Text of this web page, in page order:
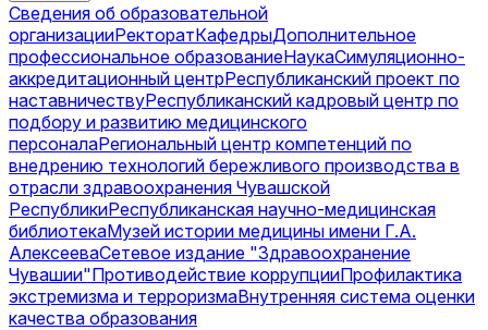
Сведения об образовательной
организацииРекторатКафедрыДополнительное
профессиональное образованиеНаукаСимуляционно-
аккредитационный центрРеспубликанский проект по
наставничествуРеспубликанский кадровый центр по
подбору и развитию медицинского
персоналаРегиональный центр компетенций по
внедрению технологий бережливого производства в
отрасли здравоохранения Чувашской
РеспубликиРеспубликанская научно-медицинская
библиотекаМузей истории медицины имени Г.А.
АлексееваСетевое издание "Здравоохранение
Чувашии"Противодействие коррупцииПрофилактика
экстремизма и терроризмаВнутренняя система оценки
качества образования